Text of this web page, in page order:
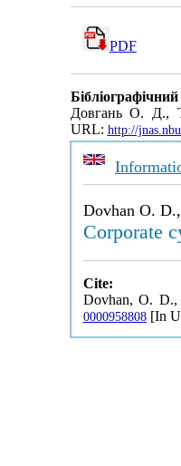
PDF
Довгань О. Д.,
URL: http://
Dovhan O.
Corporate
Cite:
Dovhan, O. D.,
0000958808[In